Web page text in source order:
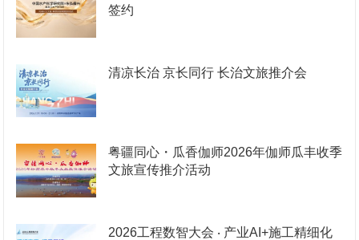
签约
清凉长治 京长同行 长治文旅推介会
粤疆同心・瓜香伽师2026年伽师瓜丰收季
文旅宣传推介活动
2026工程数智大会 ‧ 产业AI+施工精细化